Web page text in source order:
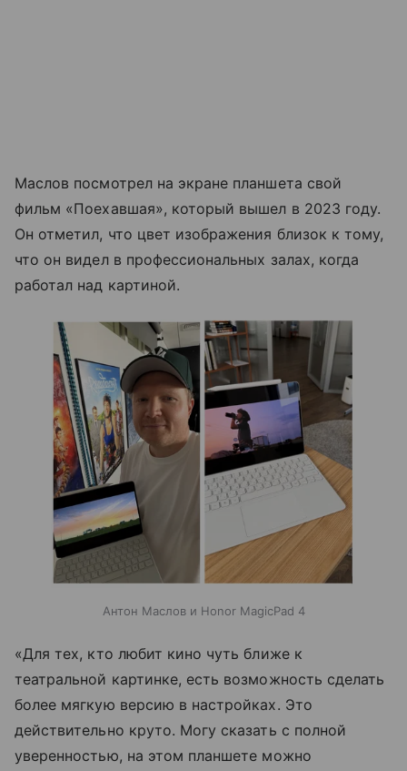
Маслов посмотрел на экране планшета свой
фильм «Поехавшая», который вышел в 2023 году.
Он отметил, что цвет изображения близок к тому,
что он видел в профессиональных залах, когда
работал над картиной.
Антон Маслов и Honor MagicPad 4
«Для тех, кто любит кино чуть ближе к
театральной картинке, есть возможность сделать
более мягкую версию в настройках. Это
действительно круто. Могу сказать с полной
уверенностью, на этом планшете можно